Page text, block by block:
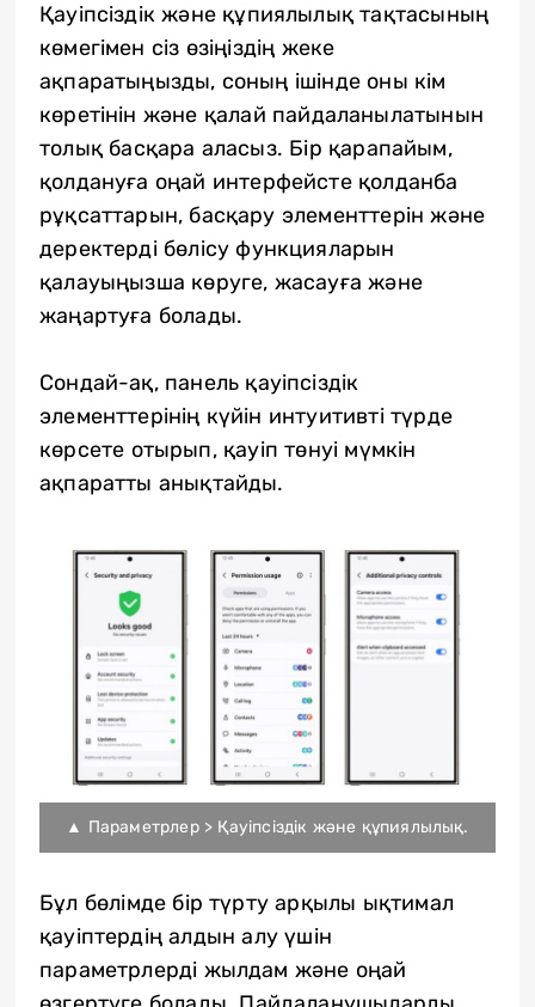
Қауіпсіздік және құпиялылық тақтасының
көмегімен сіз өзіңіздің жеке
ақпаратыңызды, соның ішінде оны кім
көретінін және қалай пайдаланылатынын
толық басқара аласыз. Бір қарапайым,
қолдануға оңай интерфейсте қолданба
рұқсаттарын, басқару элементтерін және
деректерді бөлісу функцияларын
қалауыңызша көруге, жасауға және
жаңартуға болады.
Сондай-ақ, панель қауіпсіздік
элементтерінің күйін интуитивті түрде
көрсете отырып, қауіп төнуі мүмкін
ақпаратты анықтайды.
▲ Параметрлер > Қауіпсіздік және құпиялылық.
Бұл бөлімде бір түрту арқылы ықтимал
қауіптердің алдын алу үшін
параметрлерді жылдам және оңай